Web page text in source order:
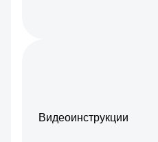
Видеоинструкции